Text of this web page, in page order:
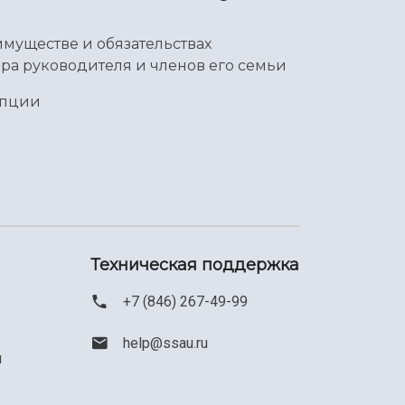
и обязательствах
руководителя и членов его семьи
Техническая поддержка
+7 (846) 267-49-99
help@ssau.ru